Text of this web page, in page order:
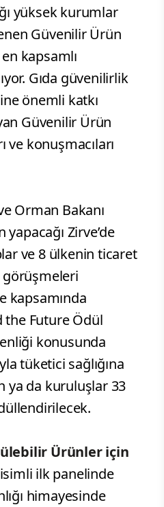
yüksek kurumlar
Güvenilir Ürün
kapsamlı
Gıda güvenilirlik
önemli katkı
Güvenilir Ürün
ve konuşmacıları
ve Orman Bakanı
yapacağı Zirve’de
ve 8 ülkenin ticaret
görüşmeleri
kapsamında
the Future Ödül
konusunda
tüketici sağlığına
ya da kuruluşlar 33
Ürünler için
isimli ilk panelinde
himayesinde